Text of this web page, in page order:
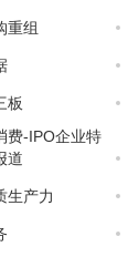
重组
板
费-IPO企业特
道
生产力